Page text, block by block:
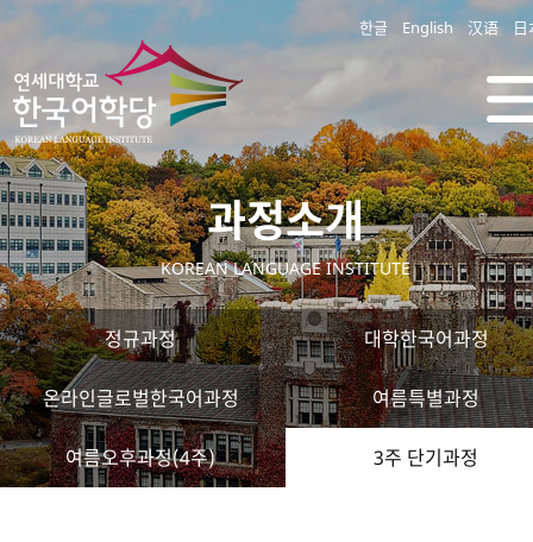
한글 English 汉语 日
과정소개
KOREAN LANGUAGE INSTITUTE
정규과정 대학한국어과정
온라인글로벌한국어과정 여름특별과정
여름오후과정(4주) 3주 단기과정